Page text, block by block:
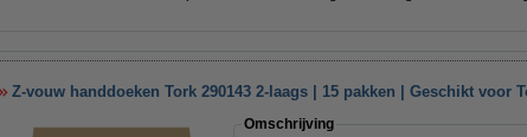
Z-vouw handdoeken Tork 290143 2-laags | 15 pakken | Geschikt voor
Omschrijving